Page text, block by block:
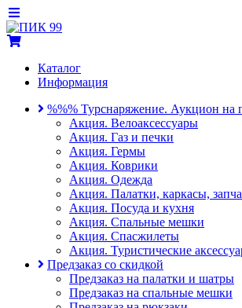
Каталог
Информация
%%% Турснаряжение. Аукцион на
Акция. Велоаксессуары
Акция. Газ и печки
Акция. Гермы
Акция. Коврики
Акция. Одежда
Акция. Палатки, каркасы,
Акция. Посуда и кухня
Акция. Спальные мешки
Акция. Спасжилеты
Акция. Туристические
Предзаказ со скидкой
Предзаказ на палатки и шатры
Предзаказ на спальные мешки